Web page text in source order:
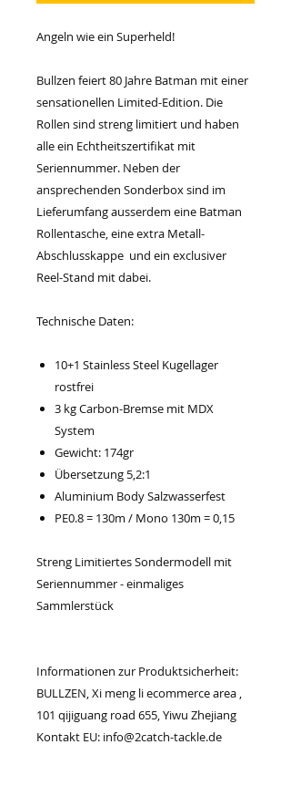
Angeln wie ein Superheld!
Bullzen feiert 80 Jahre Batman mit einer
sensationellen Limited-Edition. Die
Rollen sind streng limitiert und haben
alle ein Echtheitszertifikat mit
Seriennummer. Neben der
ansprechenden Sonderbox sind im
Lieferumfang ausserdem eine Batman
Rollentasche, eine extra Metall-
Abschlusskappe und ein exclusiver
Reel-Stand mit dabei.
Technische Daten:
10+1 Stainless Steel Kugellager
rostfrei
3 kg Carbon-Bremse mit MDX
System
Gewicht: 174gr
Übersetzung 5,2:1
Aluminium Body Salzwasserfest
PE0.8 = 130m / Mono 130m = 0,15
Streng Limitiertes Sondermodell mit
Seriennummer - einmaliges
Sammlerstück
Informationen zur Produktsicherheit:
BULLZEN, Xi meng li ecommerce area ,
101 qijiguang road 655, Yiwu Zhejiang
Kontakt EU: info@2catch-tackle.de